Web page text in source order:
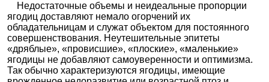
Недостаточные объемы и неидеальные пропорции
ягодиц доставляют немало огорчений их
обладательницам и служат объектом для постоянного
совершенствования. Неутешительные эпитеты
«дряблые», «провисшие», «плоские», «маленькие»
ягодицы не добавляют самоуверенности и оптимизма.
Так обычно характеризуются ягодицы, имеющие